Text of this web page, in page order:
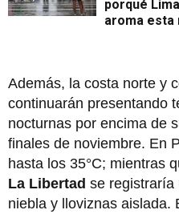
porqué
aroma esta
Además, la costa norte y
continuarán presentando
nocturnas por encima de
finales de noviembre. En
hasta los 35°C; mientras
La Libertad se registraría
niebla y lloviznas aislada.